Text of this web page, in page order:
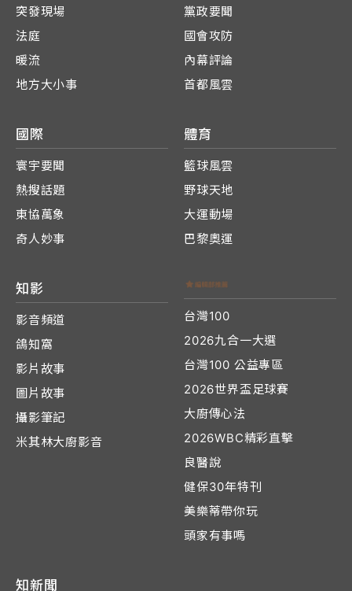
突發現場
法庭
暖流
地方大小事
黨政要聞
國會攻防
內幕評論
首都風雲
國際
寰宇要聞
熱搜話題
東協萬象
奇人妙事
體育
籃球風雲
野球天地
大運動場
巴黎奧運
知影
影音頻道
鴿知窩
影片故事
圖片故事
攝影筆記
米其林大廚影音
台灣100
2026九合一大選
台灣100 公益專區
2026世界盃足球賽
大廚傳心法
2026WBC精彩直擊
良醫說
健保30年特刊
美樂蒂帶你玩
頭家有事嗎
知新聞